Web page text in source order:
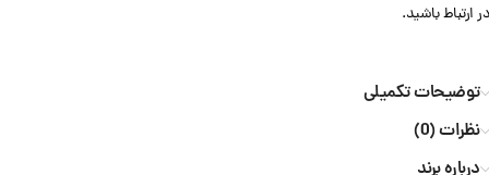
در ارتباط باشید.
توضیحات تکمیلی
نظرات (0)
درباره برند